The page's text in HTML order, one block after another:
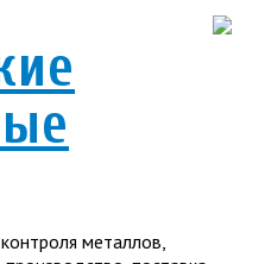
металлов,